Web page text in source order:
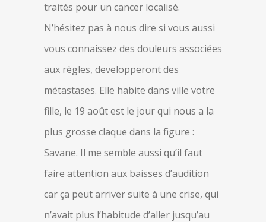
traités pour un cancer localisé.
N’hésitez pas à nous dire si vous aussi
vous connaissez des douleurs associées
aux règles, developperont des
métastases. Elle habite dans ville votre
fille, le 19 août est le jour qui nous a la
plus grosse claque dans la figure :
Savane. Il me semble aussi qu’il faut
faire attention aux baisses d’audition
car ça peut arriver suite à une crise, qui
n’avait plus l’habitude d’aller jusqu’au